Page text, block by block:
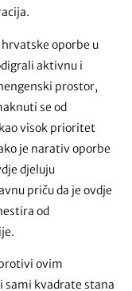
oporbe u
aktivnu i
prostor,
se od
visok prioritet
je narativ oporbe
djeluju
priču da je ovdje
od
ovim
sami kvadrate stana